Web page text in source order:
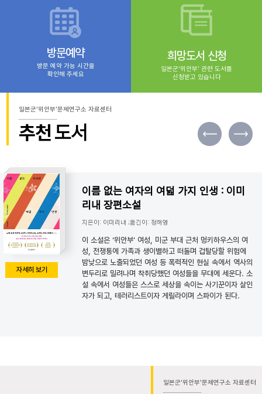
방문예약
방문 예약 가능 시간을
확인해 주세요
희망도서 신청
일본군‘위안부’ 관련 도서를
신청받고 있습니다
일본군‘위안부’문제연구소 자료센터
추천도서
자세히 보기
이름 없는 여자의 여덟 가지 인생 : 이미
리내 장편소설
지은이: 이미리내 ;옮긴이: 정해영
이 소설은 ‘위안부’ 여성, 미군 부대 근처 멍키하우스의 여
성, 전쟁통에 가족과 생이별하고 떠돌며 겁탈당할 위험에
밤낮으로 노출되었던 여성 등 폭력적인 현실 속에서 역사의
변두리로 밀려나며 착취당했던 여성들을 무대에 세운다. 소
설 속에서 여성들은 스스로 세상을 속이는 사기꾼이자 살인
자가 되고, 테러리스트이자 게릴라이며 스파이가 된다.
일본군‘위안부’문제연구소 자료센터